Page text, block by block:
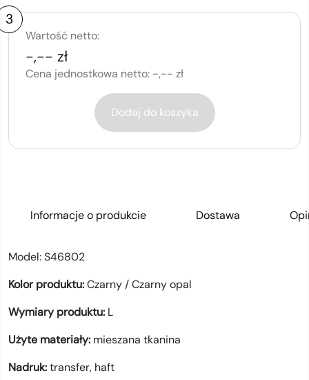
3
Wartość netto:
-,-- zł
Cena jednostkowa netto: -,-- zł
Dodaj do koszyka
Informacje o produkcie Dostawa
Model:S46802
Kolor produktu:Czarny / Czarny opal
Wymiary produktu: L
Użyte materiały: mieszana tkanina
Nadruk:transfer, haft